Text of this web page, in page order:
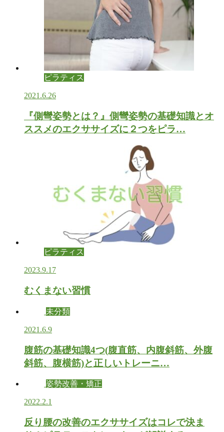
ピラティス
2021.6.26
『側彎姿勢とは？』側彎姿勢の基礎知識とオ
ススメのエクササイズに２つをピラ…
ピラティス
2023.9.17
むくまない習慣
未分類
2021.6.9
腹筋の基礎知識4つ(腹直筋、内腹斜筋、外腹
斜筋、腹横筋)と正しいトレーニ…
姿勢改善・矯正
2022.2.1
反り腰の改善のエクササイズはコレで決ま